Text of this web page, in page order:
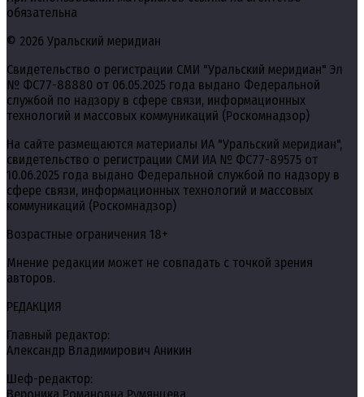
обязательна
© 2026 Уральский меридиан
Свидетельство о регистрации СМИ "Уральский меридиан" Эл
№ ФС77-88880 от 06.05.2025 года выдано Федеральной
службой по надзору в сфере связи, информационных
технологий и массовых коммуникаций (Роскомнадзор)
На сайте размещаются материалы ИА "Уральский меридиан",
свидетельство о регистрации СМИ ИА № ФС77-89575 от
10.06.2025 года выдано Федеральной службой по надзору в
сфере связи, информационных технологий и массовых
коммуникаций (Роскомнадзор)
Возрастные ограничения 18+
Мнение редакции может не совпадать с точкой зрения
авторов.
РЕДАКЦИЯ
Главный редактор:
Александр Владимирович Аникин
Шеф-редактор: